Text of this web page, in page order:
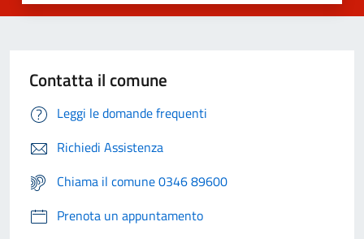
Contatta il comune
Leggi le domande frequenti
Richiedi Assistenza
Chiama il comune 0346 89600
Prenota un appuntamento